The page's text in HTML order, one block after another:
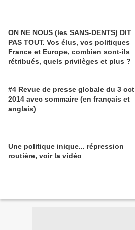
ON NE NOUS (les SANS-DENTS) DIT
PAS TOUT. Vos élus, vos politiques
France et Europe, combien sont-ils
rétribués, quels privilèges et plus ?
#4 Revue de presse globale du 3 oct
2014 avec sommaire (en français et
anglais)
Une politique inique... répression
routière, voir la vidéo